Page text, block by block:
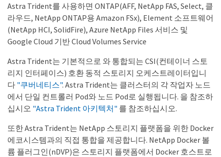
Astra Trident를 사용하면 ONTAP(AFF, NetApp FAS, Select, 클
라우드, NetApp ONTAP용 Amazon FSx), Element 소프트웨어
(NetApp HCI, SolidFire), Azure NetApp Files 서비스 및
Google Cloud 기반 Cloud Volumes Service
Astra Trident는 기본적으로 와 통합되는 CSI(컨테이너 스토
리지 인터페이스) 호환 동적 스토리지 오케스트레이터입니
다 "쿠버네티스". Astra Trident는 클러스터의 각 작업자 노드
에서 단일 컨트롤러 Pod와 노드 Pod로 실행됩니다. 을 참조하
십시오 "Astra Trident 아키텍처" 를 참조하십시오.
또한 Astra Trident는 NetApp 스토리지 플랫폼을 위한 Docker
에코시스템과의 직접 통합을 제공합니다. NetApp Docker 볼
륨 플러그인(nDVP)은 스토리지 플랫폼에서 Docker 호스트로